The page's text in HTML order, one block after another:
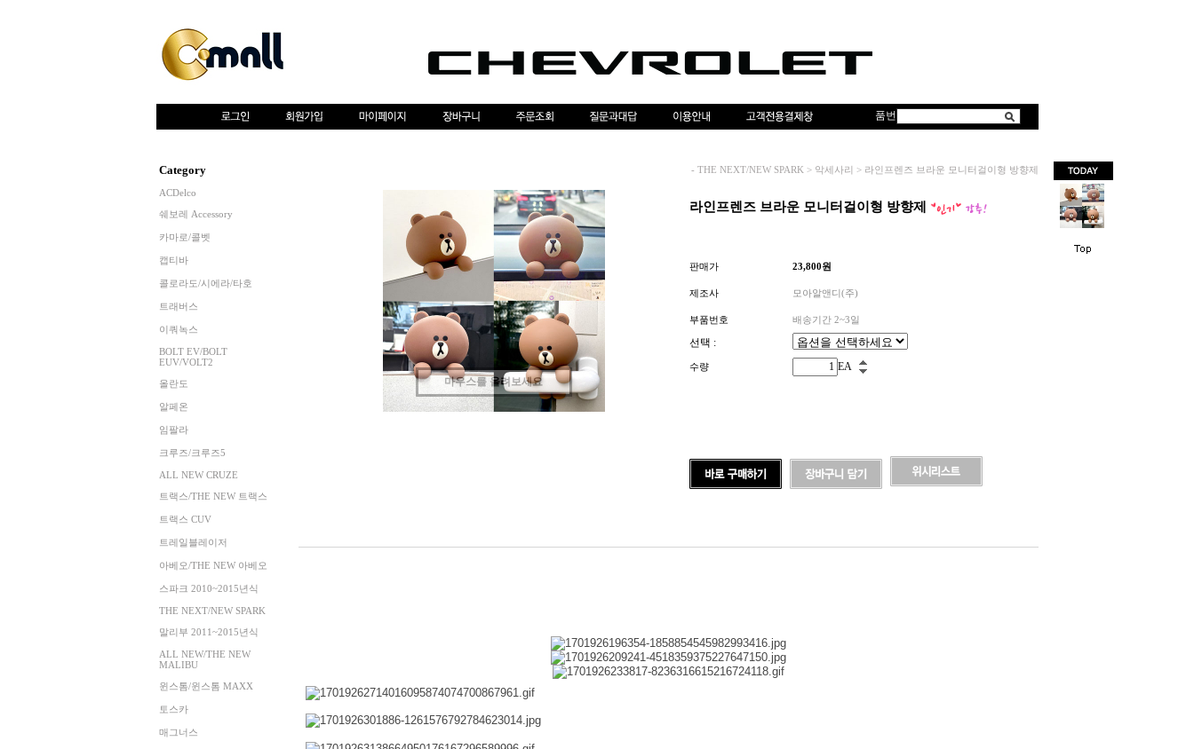
품번
Category
ACDelco
쉐보레 Accessory
카마로/콜벳
캡티바
콜로라도/시에라/타호
트래버스
이쿼녹스
BOLT EV/BOLT
EUV/VOLT2
올란도
알페온
임팔라
크루즈/크루즈5
ALL NEW CRUZE
트랙스/THE NEW 트랙스
트랙스 CUV
트레일블레이저
아베오/THE NEW 아베오
스파크 2010~2015년식
THE NEXT/NEW SPARK
말리부 2011~2015년식
ALL NEW/THE NEW
MALIBU
윈스톰/윈스톰 MAXX
토스카
매그너스
- THE NEXT/NEW SPARK > 악세사리 > 라인프렌즈 브라운 모니터걸이형 방향제
마우스를 올려보세요
라인프렌즈 브라운 모니터걸이형 방향제
판매가 23,800원
제조사 모아알앤디(주)
부품번호 배송기간 2~3일
선택 :
수량 EA